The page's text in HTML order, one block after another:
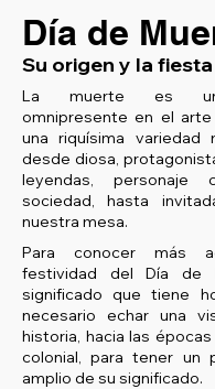
Día de
Su origen y la fiesta
La muerte es un
omnipresente en el
una riquísima variedad
desde diosa,
leyendas,
sociedad, hasta
nuestra mesa.
Para conocer más
festividad del Día de
significado que tiene
necesario echar una
historia, hacia las
colonial, para tener un
amplio de su significado.